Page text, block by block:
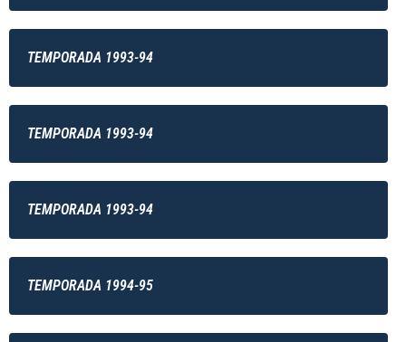
TEMPORADA 1993-94
TEMPORADA 1993-94
TEMPORADA 1993-94
TEMPORADA 1994-95